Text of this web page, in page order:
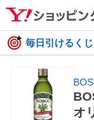
毎日引けるく
オ